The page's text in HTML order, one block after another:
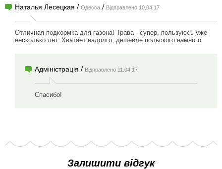
Наталья Лесецкая / Одесса / Відправлено 10.04.17
Отличная подкормка для газона! Трава - супер, пользуюсь уже
несколько лет. Хватает надолго, дешевле польского намного
Адміністрація / Відправлено 11.04.17
Спасибо!
Залишити відгук